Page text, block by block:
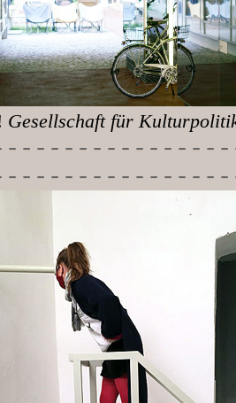
Gesellschaft für